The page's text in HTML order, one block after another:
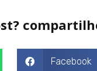
Facebook